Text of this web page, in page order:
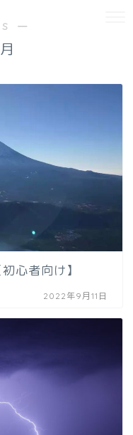
―
心者向け】
2022年9月11日